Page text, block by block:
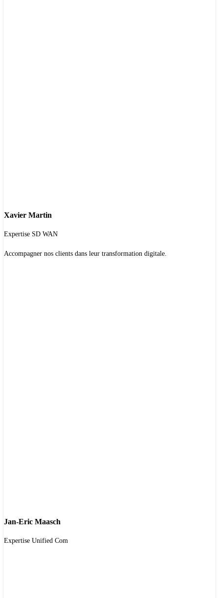
Xavier Martin
Expertise SD WAN
Accompagner nos clients dans leur transformation digitale.
Jan-Eric Maasch
Expertise Unified Com